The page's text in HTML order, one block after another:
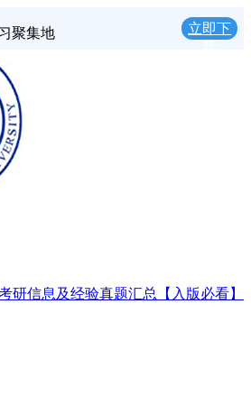
聚集地
立即下
研信息及经验真题汇总【入版必看】